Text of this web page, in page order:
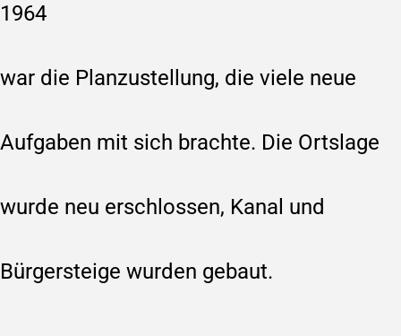
1964
war die Planzustellung, die viele neue
Aufgaben mit sich brachte. Die Ortslage
wurde neu erschlossen, Kanal und
Bürgersteige wurden gebaut.